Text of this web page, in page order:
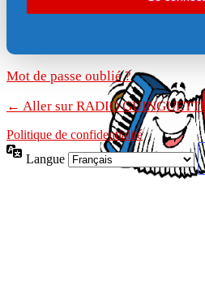
Mot de passe oublié ?
← Aller sur RADIO GUINGUETTE
Politique de confidentialité
Langue